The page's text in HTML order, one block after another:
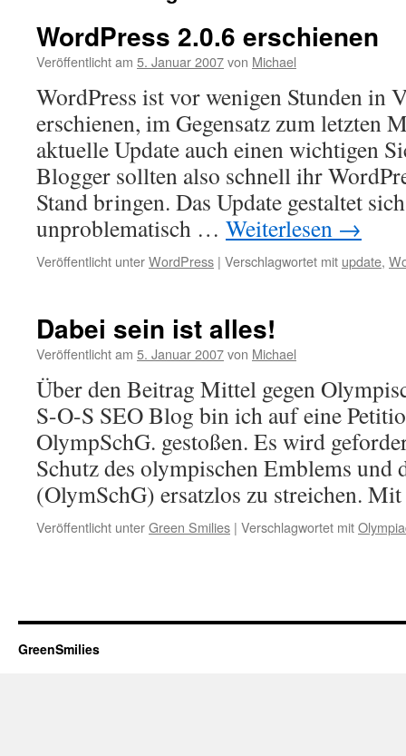
WordPress 2.0.6 erschienen
Veröffentlicht am 5. Januar 2007von Michael
WordPress ist vor wenigen Stunden in
erschienen, im Gegensatz zum letzten
aktuelle Update auch einen wichtigen
Blogger sollten also schnell ihr
Stand bringen. Das Update gestaltet
unproblematisch … Weiterlesen →
Veröffentlicht unterWordPress | Verschlagwortet mit update,
Dabei sein ist alles!
Veröffentlicht am 5. Januar 2007von Michael
Über den Beitrag Mittel gegen
S-O-S SEO Blog bin ich auf eine
OlympSchG. gestoßen. Es wird
Schutz des olympischen Emblems und
(OlymSchG) ersatzlos zu streichen.
Veröffentlicht unterGreen Smilies | Verschlagwortet mit
GreenSmilies